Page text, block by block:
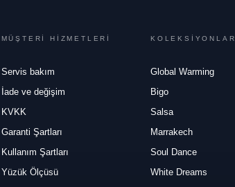
MÜŞTERİ HİZMETLERİ
Servis bakım
İade ve değişim
KVKK
Garanti Şartları
Kullanım Şartları
Yüzük Ölçüsü
KOLEKSİYONLAR
Global Warming
Bigo
Salsa
Marrakech
Soul Dance
White Dreams